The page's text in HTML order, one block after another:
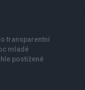
transparentní
mladé
postižené